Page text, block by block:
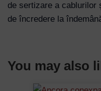
de sertizare a cablurilor
de încredere la
You may also